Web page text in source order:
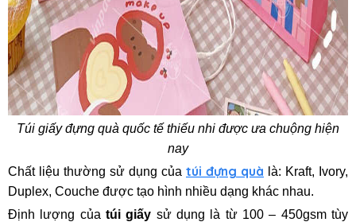
Túi giấy đựng quà quốc tế thiếu nhi được ưa chuộng hiện
nay
Chất liệu thường sử dụng của túi đựng quà là: Kraft, Ivory,
Duplex, Couche được tạo hình nhiều dạng khác nhau.
Định lượng của túi giấy sử dụng là từ 100 – 450gsm tùy